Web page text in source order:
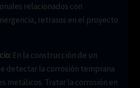
relacionados con
retrasos en el proyecto
En la construcción de un
detectar la corrosión temprana
metálicos. Tratar la corrosión en